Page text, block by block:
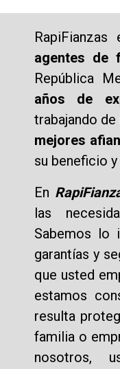
agentes de
República
años de
trabajando
mejores
su beneficio
En
las
Sabemos lo
garantías y
que usted
estamos
resulta
familia o
nosotros,